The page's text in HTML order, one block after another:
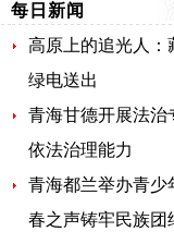
每日新闻
高原上的追光人：
绿电送出
青海甘德开展法治
依法治理能力
青海都兰举办青少
春之声铸牢民族团